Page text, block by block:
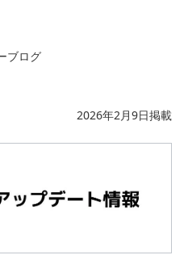
ブログ
2026年2月9日掲載